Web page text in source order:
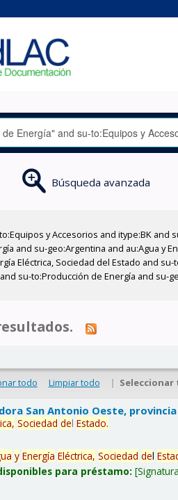
Búsqueda avanzada
y Accesorios and itype:BK and
and su-geo:Argentina and au:Agua y
Eléctrica, Sociedad del Estado and
su-to:Producción de Energía and su-
todo Limpiar todo |
San Antonio Oeste, provincia
Sociedad delEstado.
y Energía Eléctrica, Sociedad del
para préstamo: